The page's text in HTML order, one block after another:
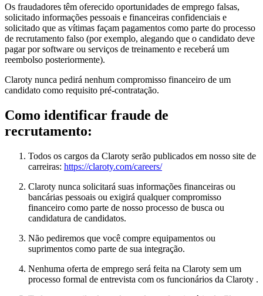
Os fraudadores têm oferecido oportunidades de emprego falsas,
solicitado informações pessoais e financeiras confidenciais e
solicitado que as vítimas façam pagamentos como parte do processo
de recrutamento falso (por exemplo, alegando que o candidato deve
pagar por software ou serviços de treinamento e receberá um
reembolso posteriormente).
Claroty nunca pedirá nenhum compromisso financeiro de um
candidato como requisito pré-contratação.
Como identificar fraude de
recrutamento:
Todos os cargos da Claroty serão publicados em nosso site de
carreiras: https://claroty.com/careers/
Claroty nunca solicitará suas informações financeiras ou
bancárias pessoais ou exigirá qualquer compromisso
financeiro como parte de nosso processo de busca ou
candidatura de candidatos.
Não pediremos que você compre equipamentos ou
suprimentos como parte de sua integração.
Nenhuma oferta de emprego será feita na Claroty sem um
processo formal de entrevista com os funcionários da Claroty .